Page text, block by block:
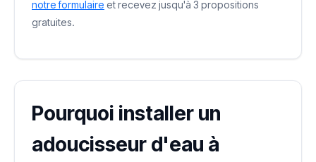
notre formulaire et recevez jusqu'à 3 propositions
gratuites.
Pourquoi installer un
adoucisseur d'eau à